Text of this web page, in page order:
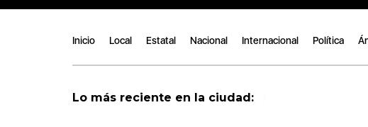
Inicio Local Estatal Nacional Internacional Política
Lo más reciente en la ciudad: